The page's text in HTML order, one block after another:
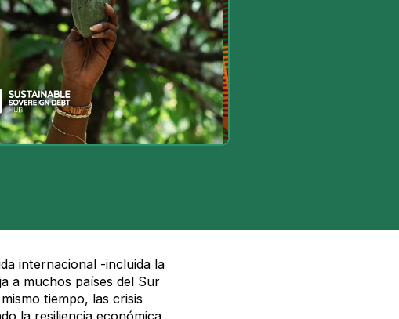
internacional -incluida la
a muchos países del Sur
tiempo, las crisis
la resiliencia económica,